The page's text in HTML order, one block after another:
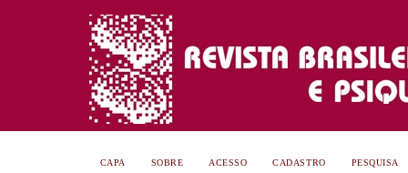
CAPA SOBRE ACESSO CADASTRO
PESQUISA